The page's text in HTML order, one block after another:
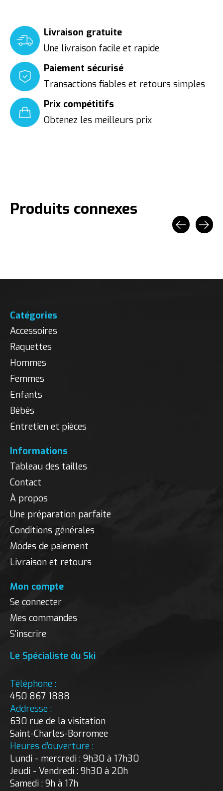
Livraison gratuite
Une livraison facile et rapide
Paiement sécurisé
Transactions fiables et retours simples
Prix compétitifs
Obtenez les meilleurs prix
Produits connexes
Catégories
Accessoires
Raquettes
Hommes
Femmes
Enfants
Bébés
Entretien et pièces
Informations
Tableau des tailles
Contact
À propos
Une préparation parfaite
Conditions générales
Modes de paiement
Livraison et retours
Mon compte
Se connecter
Mes commandes
S'inscrire
Le Spécialiste du Ski
Téléphone :
450 867 1888
Addresse :
630 rue de la visitation
Saint-Charles-Borromee
Heures d’ouverture :
Lundi - mercredi : 9h30 à 17h30
Jeudi - Vendredi : 9h30 à 20h
Samedi : 9h à 17h